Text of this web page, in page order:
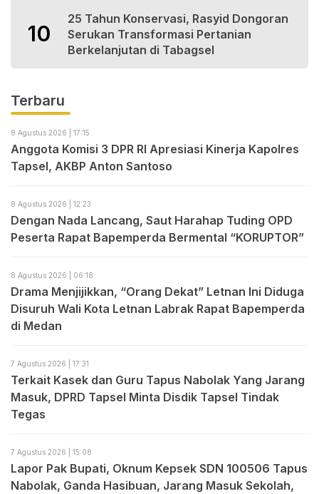
10
25 Tahun Konservasi, Rasyid Dongoran
Serukan Transformasi Pertanian
Berkelanjutan di Tabagsel
Terbaru
8 Agustus 2026 | 17:15
Anggota Komisi 3 DPR RI Apresiasi Kinerja Kapolres
Tapsel, AKBP Anton Santoso
8 Agustus 2026 | 12:23
Dengan Nada Lancang, Saut Harahap Tuding OPD
Peserta Rapat Bapemperda Bermental “KORUPTOR”
8 Agustus 2026 | 06:18
Drama Menjijikkan, “Orang Dekat” Letnan Ini Diduga
Disuruh Wali Kota Letnan Labrak Rapat Bapemperda
di Medan
7 Agustus 2026 | 17:31
Terkait Kasek dan Guru Tapus Nabolak Yang Jarang
Masuk, DPRD Tapsel Minta Disdik Tapsel Tindak
Tegas
7 Agustus 2026 | 15:08
Lapor Pak Bupati, Oknum Kepsek SDN 100506 Tapus
Nabolak, Ganda Hasibuan, Jarang Masuk Sekolah,